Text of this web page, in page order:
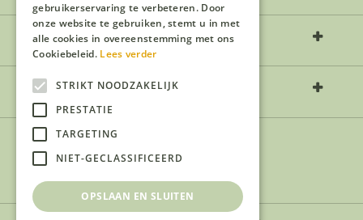
Openingstijden
Contact
gebruikerservaring te verbeteren. Door
onze website te gebruiken, stemt u in met
alle cookies in overeenstemming met ons
Cookiebeleid. Lees verder
STRIKT NOODZAKELIJK
PRESTATIE
TARGETING
NIET-GECLASSIFICEERD
OPSLAAN EN SLUITEN